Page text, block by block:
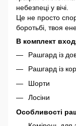
небезпеці у вічі.
Це не просто
боротьбі, твоя
В комплект
Рашгард із
Рашгард із
Шорти
Лосіни
Особливості